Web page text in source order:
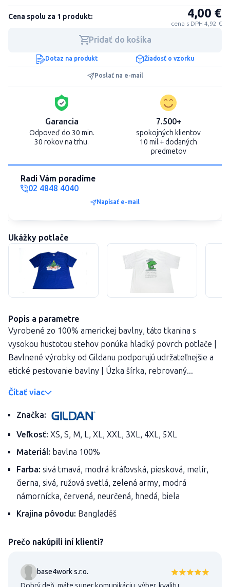
Cena spolu za 1 produkt: 4,00 €
cena s DPH 4,92 €
Pridať do košíka
Dotaz na produkt Žiadosť o vzorku
Poslať na e-mail
Garancia
Odpoveď do 30 min.
30 rokov na trhu.
7.500+
spokojných klientov
10 mil.+ dodaných
predmetov
Radi Vám poradíme
02 4848 4040
Napísať e-mail
Ukážky potlače
Popis a parametre
Vyrobené zo 100% americkej bavlny, táto tkanina s
vysokou hustotou stehov ponúka hladký povrch potlače |
Bavlnené výrobky od Gildanu podporujú udržateľnejšie a
etické pestovanie bavlny | Úzka šírka, rebrovaný...
Čítať viac
Značka:
Veľkosť: XS, S, M, L, XL, XXL, 3XL, 4XL, 5XL
Materiál: bavlna 100%
Farba: sivá tmavá, modrá kráľovská, piesková, melír,
čierna, sivá, ružová svetlá, zelená army, modrá
námornícka, červená, neurčená, hnedá, biela
Krajina pôvodu: Bangladéš
Prečo nakúpili iní klienti?
base4work s.r.o.